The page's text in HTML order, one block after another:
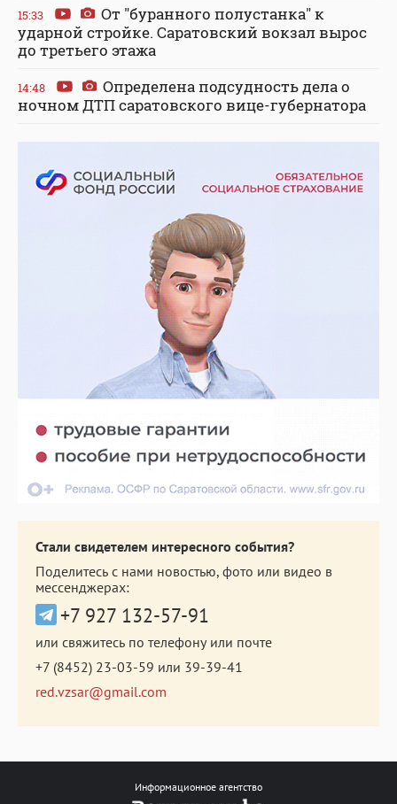
15:33
От "буранного полустанка" к
ударной стройке. Саратовский вокзал вырос
до третьего этажа
14:48
Определена подсудность дела о
ночном ДТП саратовского вице-губернатора
Стали свидетелем интересного события?
Поделитесь с нами новостью, фото или видео в
мессенджерах:
+7 927 132-57-91
или свяжитесь по телефону или почте
+7 (8452) 23-03-59 или 39-39-41
red.vzsar@gmail.com
Информационное агентство